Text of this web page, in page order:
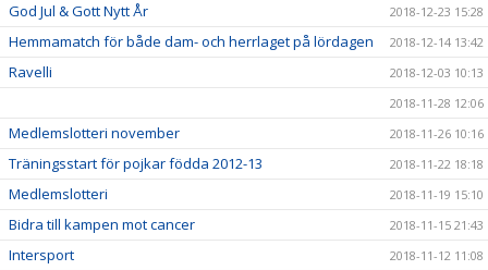
God Jul & Gott Nytt År 2018-12-23 15:28
Hemmamatch för både dam- och herrlaget på lördagen 2018-12-14 13:42
Ravelli
2018-12-03 10:13
2018-11-28 12:06
Medlemslotteri november 2018-11-26 10:16
Träningsstart för pojkar födda 2012-13 2018-11-22 18:18
Medlemslotteri 2018-11-19 15:10
Bidra till kampen mot cancer 2018-11-15 21:43
Intersport 2018-11-12 11:08